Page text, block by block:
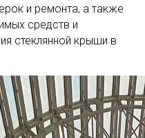
и ремонта, а также
средств и
стеклянной крыши в